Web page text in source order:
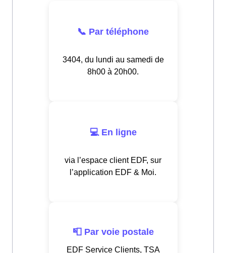
📞 Par téléphone
3404, du lundi au samedi de
8h00 à 20h00.
💻 En ligne
via l’espace client EDF, sur
l’application EDF & Moi.
📮 Par voie postale
EDF Service Clients, TSA